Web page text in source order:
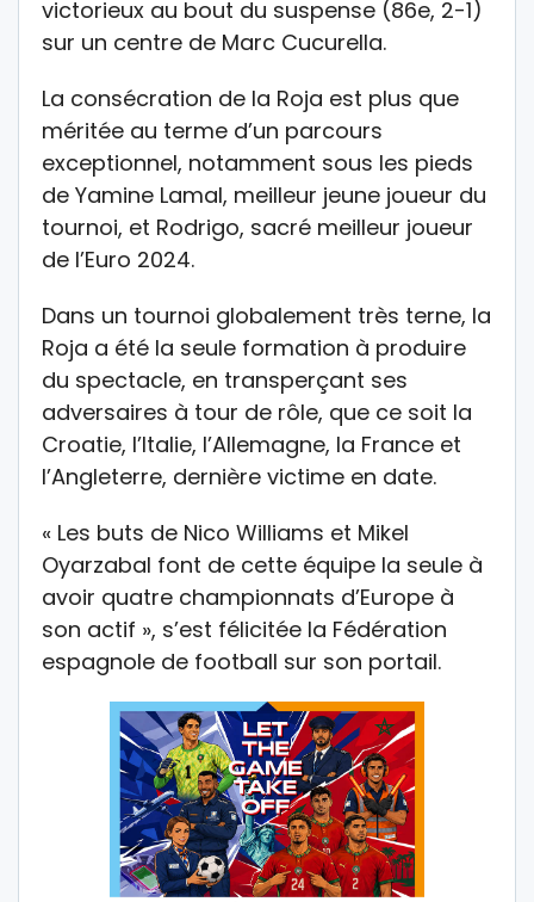
victorieux au bout du suspense (86e, 2-1)
sur un centre de Marc Cucurella.
La consécration de la Roja est plus que
méritée au terme d’un parcours
exceptionnel, notamment sous les pieds
de Yamine Lamal, meilleur jeune joueur du
tournoi, et Rodrigo, sacré meilleur joueur
de l’Euro 2024.
Dans un tournoi globalement très terne, la
Roja a été la seule formation à produire
du spectacle, en transperçant ses
adversaires à tour de rôle, que ce soit la
Croatie, l’Italie, l’Allemagne, la France et
l’Angleterre, dernière victime en date.
« Les buts de Nico Williams et Mikel
Oyarzabal font de cette équipe la seule à
avoir quatre championnats d’Europe à
son actif », s’est félicitée la Fédération
espagnole de football sur son portail.